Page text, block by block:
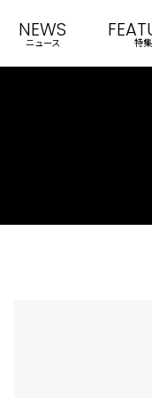
NEWS
ニュース 特集